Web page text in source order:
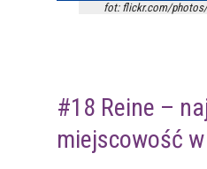
fot: flickr.com/
#18 Reine –
miejscowość